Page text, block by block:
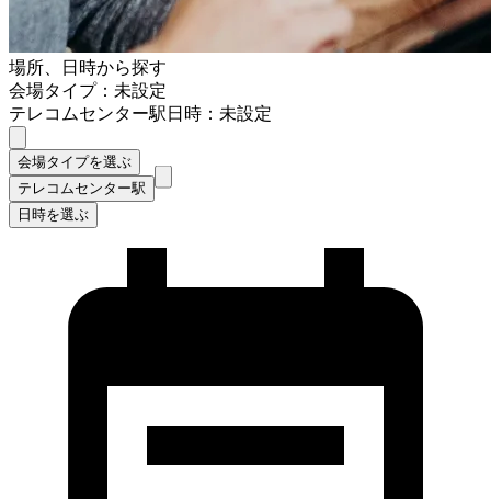
場所、日時から探す
会場タイプ：未設定
テレコムセンター駅日時：未設定
会場タイプを選ぶ
テレコムセンター駅
日時を選ぶ